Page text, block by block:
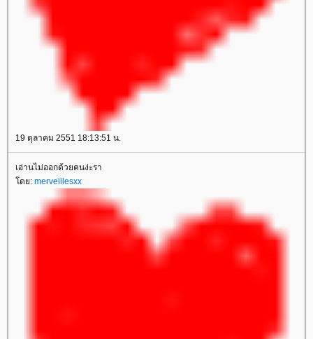
19 ตุลาคม 2551 18:13:51 น.
เอ่านไม่ออกด้วยคนง่ะรา
ดย: merveillesxx